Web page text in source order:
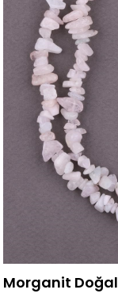
Morganit Doğal